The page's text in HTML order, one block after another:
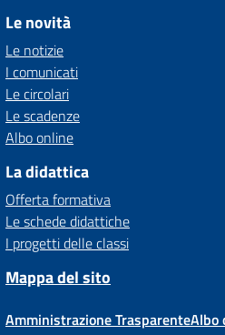
Le novità
Le notizie
I comunicati
Le circolari
Le scadenze
Albo online
La didattica
Offerta formativa
Le schede didattiche
I progetti delle classi
Mappa del sito
Amministrazione TrasparenteAlbo